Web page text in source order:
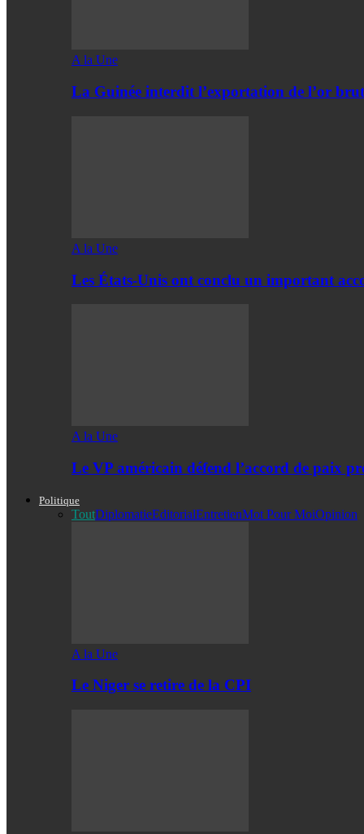
A la Une
La Guinée interdit l’exportation de l’or brut
A la Une
Les États-Unis ont conclu un important
A la Une
Le VP américain défend l’accord de paix
Politique
ToutDiplomatieEditorialEntretienMot Pour MoiOpinion
A la Une
Le Niger se retire de la CPI